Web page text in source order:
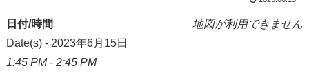
地図が利用できません
日付/時間
Date(s) - 2023年6月15日
1:45 PM - 2:45 PM